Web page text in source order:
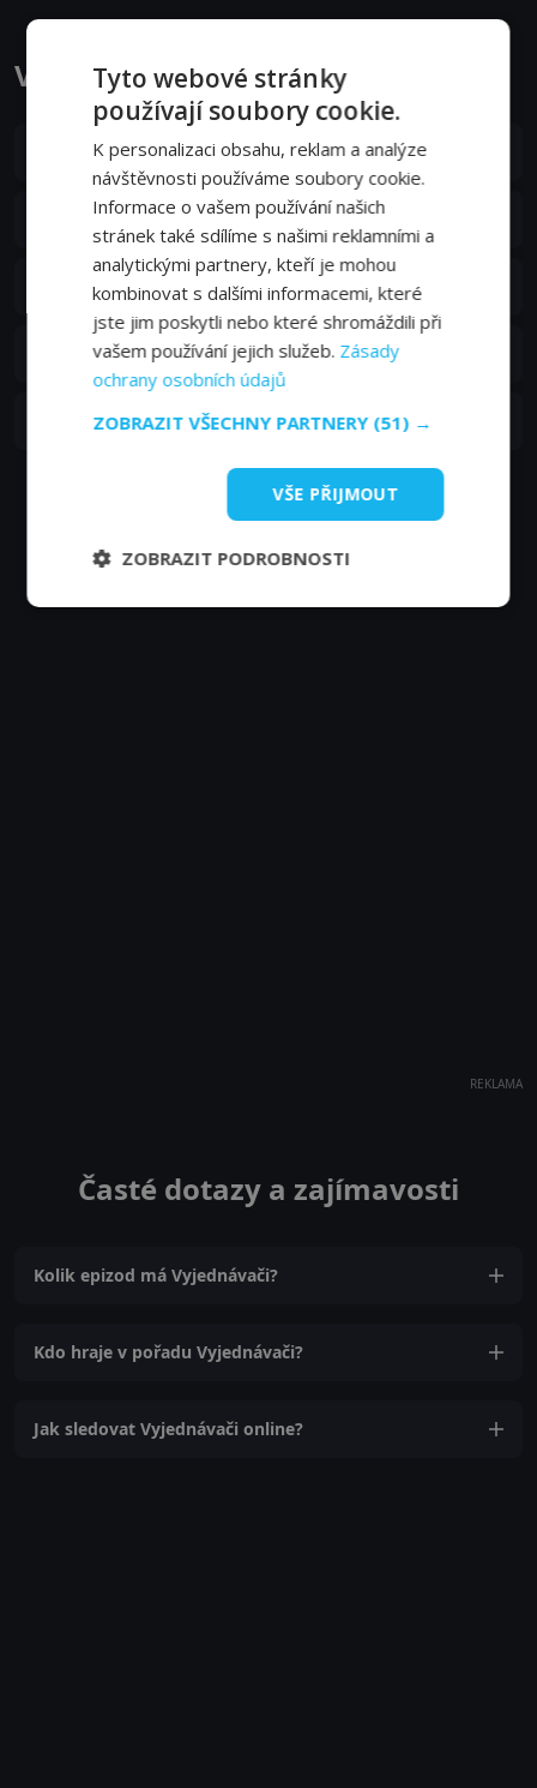
Vyjednávači epizody
5. epizoda:Moskevské divadlo
29. 01. 2019
4. epizoda:Únos letu Alžír – Paříž
22. 01. 2019
3. epizoda:Mateřská školka v Neuilly
15. 01. 2019
2. epizoda:Obléhání ve Waco
1. epizoda:Olympijské hry v Mnichově
01. 01. 2019
REKLAMA
Časté dotazy a zajímavosti
Kolik epizod má Vyjednávači?
Kdo hraje v pořadu Vyjednávači?
Jak sledovat Vyjednávači online?
Tyto webové stránky
používají soubory cookie.
K personalizaci obsahu, reklam a analýze
návštěvnosti používáme soubory cookie.
Informace o vašem používání našich
stránek také sdílíme s našimi reklamními a
analytickými partnery, kteří je mohou
kombinovat s dalšími informacemi, které
jste jim poskytli nebo které shromáždili při
vašem používání jejich služeb. Zásady
ochrany osobních údajů
ZOBRAZIT VŠECHNY PARTNERY (51) →
VŠE PŘIJMOUT
ZOBRAZIT PODROBNOSTI